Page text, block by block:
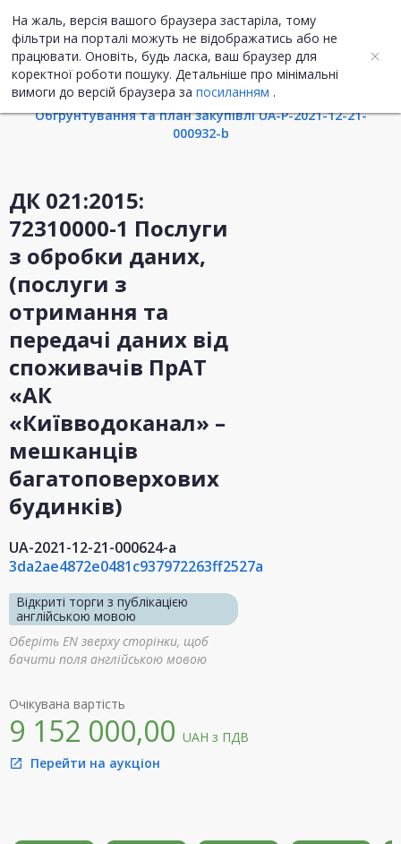
На жаль, версія вашого браузера застаріла, тому
фільтри на порталі можуть не відображатись або не
працювати. Оновіть, будь ласка, ваш браузер для
коректної роботи пошуку. Детальніше про мінімальні
вимоги до версій браузера за посиланням .
UA ENG
Інформація про закупівлю
Обгрунтування та план закупівлі UA-P-2021-12-21-
000932-b
ДК 021:2015:
72310000-1 Послуги
з обробки даних,
(послуги з
отримання та
передачі даних від
споживачів ПрАТ
«АК
«Київводоканал» –
мешканців
багатоповерхових
будинків)
UA-2021-12-21-000624-a
3da2ae4872e0481c937972263ff2527a
Відкриті торги з публікацією
англійською мовою
Оберіть EN зверху сторінки, щоб
бачити поля англійською мовою
Очікувана вартість
9 152 000,00 UAH з ПДВ
open_in_new Перейти на аукціон